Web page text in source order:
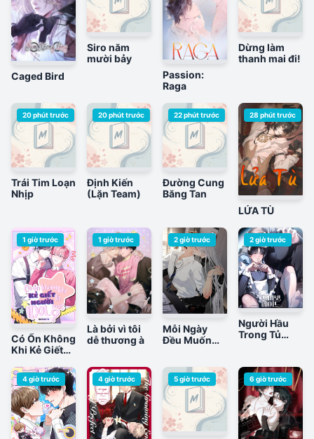
Caged Bird
Siro năm
mười bảy
Passion:
Raga
Dừng làm
thanh mai đi!
20 phút trước
Trái Tim Loạn
Nhịp
20 phút trước
Định Kiến
(Lặn Team)
22 phút trước
Đường Cung
Băng Tan
28 phút trước
LỬA TÙ
1 giờ trước
Có Ổn Không
Khi Kẻ Giết
Idol?
1 giờ trước
Là bởi vì tôi
dễ thương à
2 giờ trước
Mỗi Ngày
Đều Muốn
Tử Xấu Hổ
Tới Độn Thổ
2 giờ trước
Người Hầu
Trong Tủ
4 giờ trước 4 giờ trước 5 giờ trước 6 giờ trước